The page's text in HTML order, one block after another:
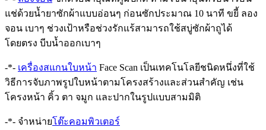
แช่ด้วยน้ำยาซักผ้าแบบอ่อนๆ ก่อนซักประมาณ 10 นาที ขยี้ ลอง
จอน เบาๆ ช่วงเป้าหรือช่วงรักแร้สามารถใช้สบู่ซักผ้าถูได้
โดยตรง บีบน้ำออกเบาๆ
-*- เครื่องสแกนใบหน้า Face Scan เป็นเทคโนโลยีชนิดหนึ่งที่ใช้
วิธีการจับภาพรูปใบหน้าตามโครงสร้างและส่วนสำคัญ เช่น
โครงหน้า คิ้ว ตา จมูก และปากในรูปแบบสามมิติ
-*- จำหน่ายโต๊ะคอมพิวเตอร์